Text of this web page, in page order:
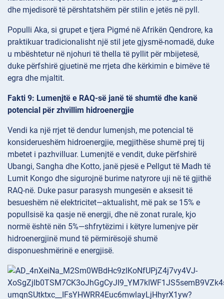
dhe mjedisorë të përshtatshëm për stilin e jetës në pyll.
Populli Aka, si grupet e tjera Pigmé në Afrikën Qendrore, ka
praktikuar tradicionalisht një stil jete gjysmë-nomadë, duke
u mbështetur në njohuri të thella të pyllit për mbijetesë,
duke përfshirë gjuetinë me rrjeta dhe kërkimin e bimëve të
egra dhe mjaltit.
Fakti 9: Lumenjtë e RAQ-së janë të shumtë dhe kanë
potencial për zhvillim hidroenergjie
Vendi ka një rrjet të dendur lumenjsh, me potencial të
konsiderueshëm hidroenergjie, megjithëse shumë prej tij
mbetet i pazhvilluar. Lumenjtë e vendit, duke përfshirë
Ubangi, Sangha dhe Kotto, janë pjesë e Pellgut të Madh të
Lumit Kongo dhe sigurojnë burime natyrore uji në të gjithë
RAQ-në. Duke pasur parasysh mungesën e aksesit të
besueshëm në elektricitet—aktualisht, më pak se 15% e
popullsisë ka qasje në energji, dhe në zonat rurale, kjo
normë është nën 5%—shfrytëzimi i këtyre lumenjve për
hidroenergjinë mund të përmirësojë shumë
disponueshmërinë e energjisë.